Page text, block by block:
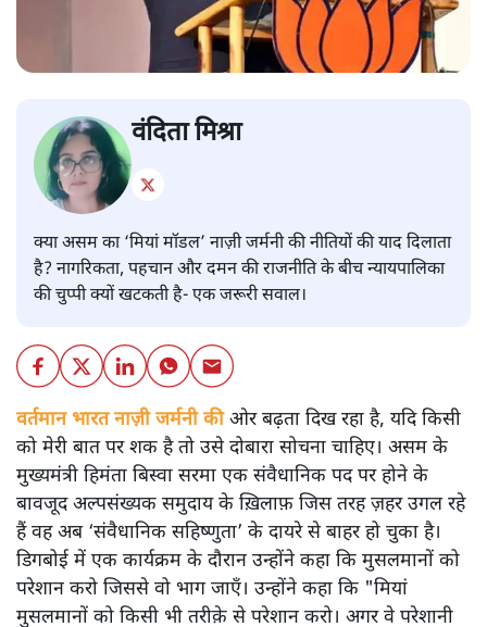
वंदिता मिश्रा
क्या असम का ‘मियां मॉडल’ नाज़ी जर्मनी की नीतियों की याद दिलाता
है? नागरिकता, पहचान और दमन की राजनीति के बीच न्यायपालिका
की चुप्पी क्यों खटकती है- एक जरूरी सवाल।
वर्तमान भारत नाज़ी जर्मनी कीओर बढ़ता दिख रहा है, यदि किसी
को मेरी बात पर शक है तो उसे दोबारा सोचना चाहिए। असम के
मुख्यमंत्री हिमंता बिस्वा सरमा एक संवैधानिक पद पर होने के
बावजूद अल्पसंख्यक समुदाय के ख़िलाफ़ जिस तरह ज़हर उगल रहे
हैं वह अब ‘संवैधानिक सहिष्णुता’ के दायरे से बाहर हो चुका है।
डिगबोई में एक कार्यक्रम के दौरान उन्होंने कहा कि मुसलमानों को
परेशान करो जिससे वो भाग जाएँ। उन्होंने कहा कि "मियां
मुसलमानों को किसी भी तरीक़े से परेशान करो। अगर वे परेशानी